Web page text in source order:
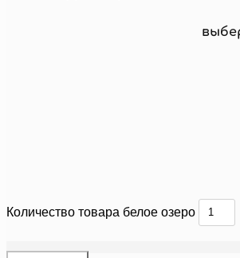
Количество товара белое озеро